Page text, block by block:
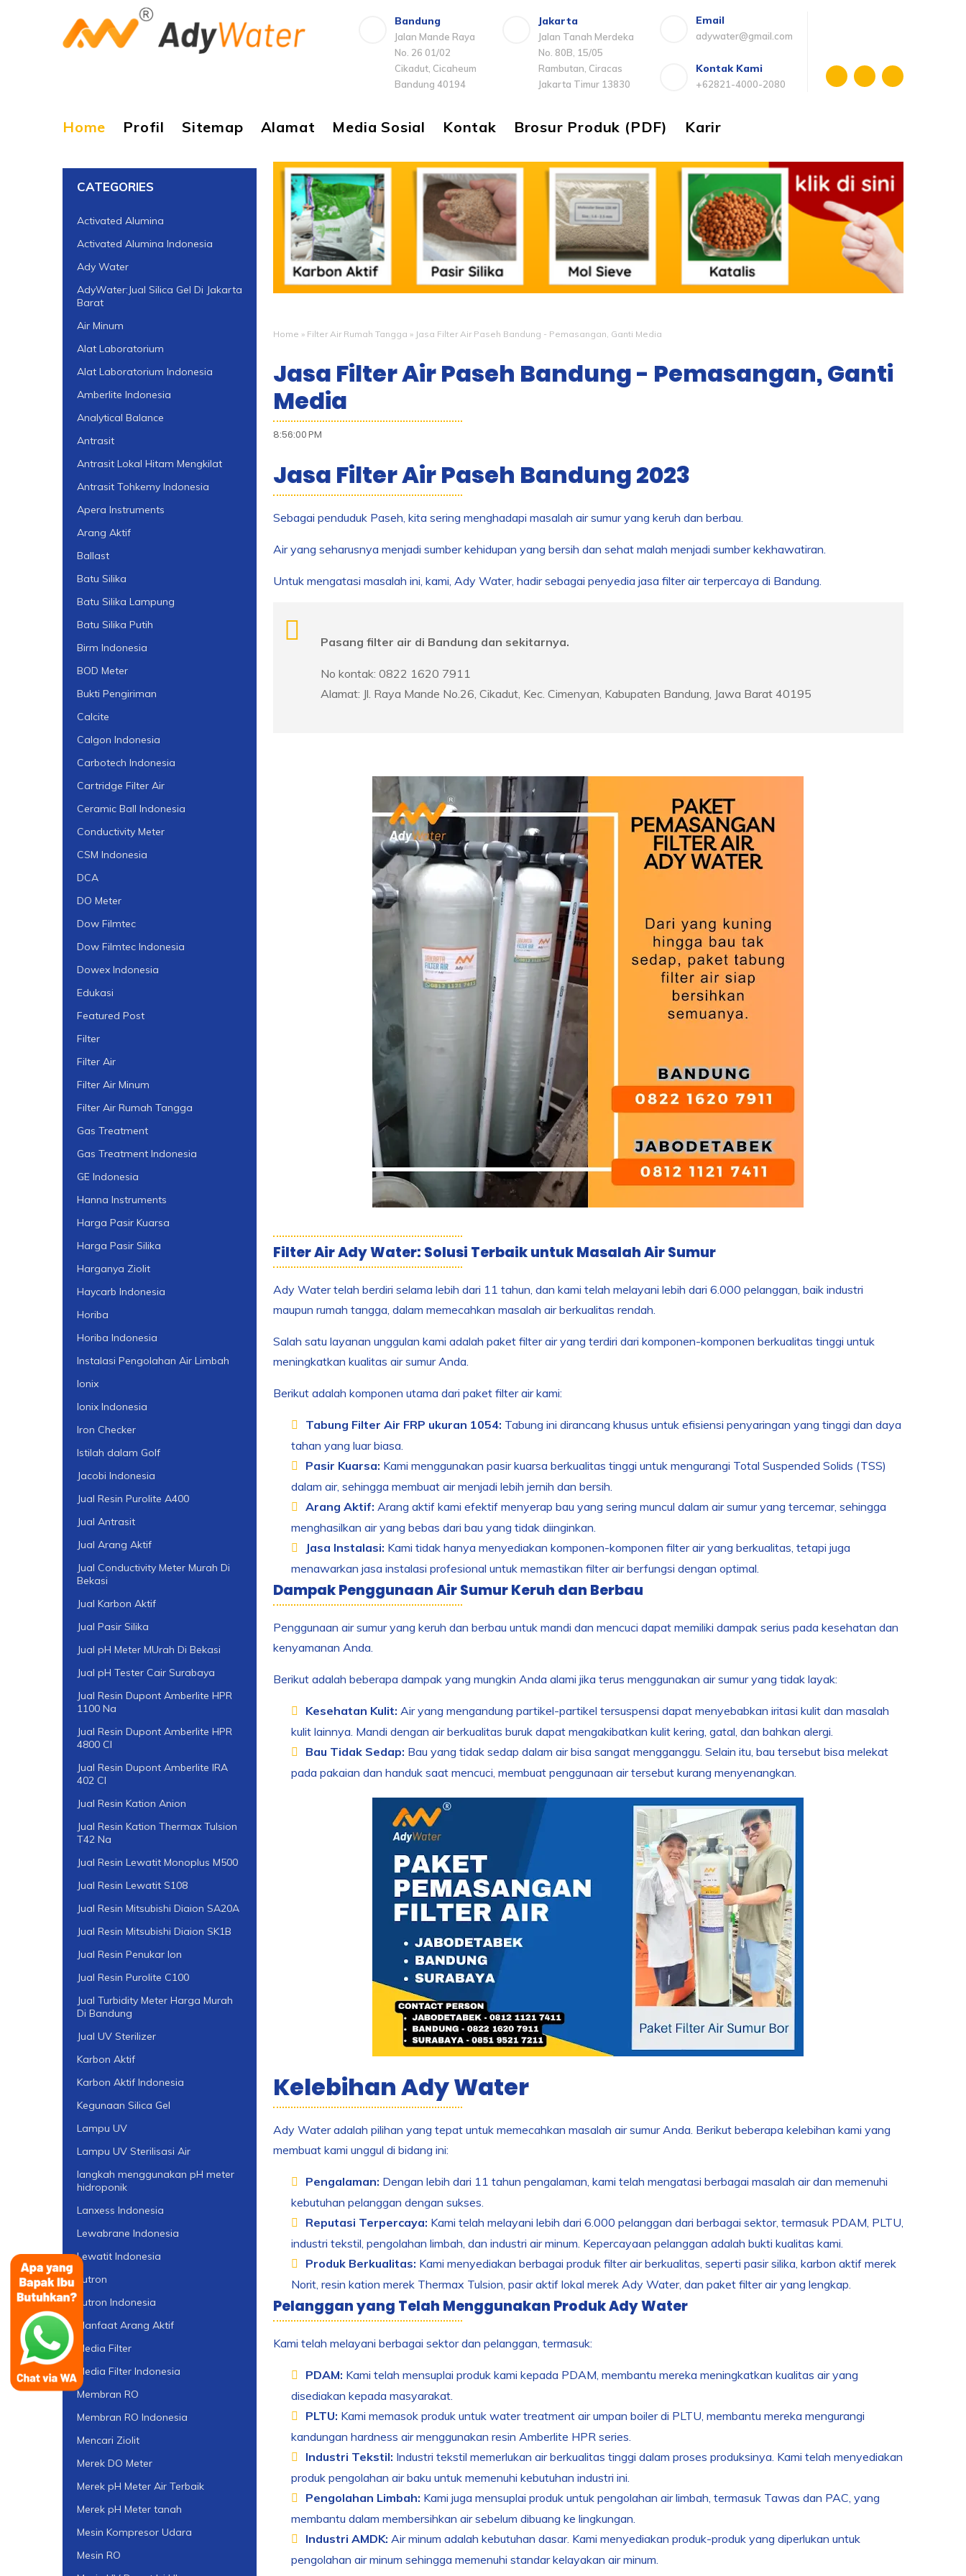
Bandung
Jalan Mande Raya
No. 26 01/02
Cikadut, Cicaheum
Bandung 40194
Jakarta
Jalan Tanah Merdeka
No. 80B, 15/05
Rambutan, Ciracas
Jakarta Timur 13830
Email
adywater@gmail.com
Kontak Kami
+62821-4000-2080
Home Profil Sitemap Alamat Media Sosial Kontak Brosur Produk (PDF) Karir
Home » Filter Air Rumah Tangga » Jasa Filter Air Paseh Bandung - Pemasangan, Ganti Media
Jasa Filter Air Paseh Bandung - Pemasangan, Ganti
Media
8:56:00 PM
Jasa Filter Air Paseh Bandung 2023
Sebagai penduduk Paseh, kita sering menghadapi masalah air sumur yang keruh dan berbau.
Air yang seharusnya menjadi sumber kehidupan yang bersih dan sehat malah menjadi sumber kekhawatiran.
Untuk mengatasi masalah ini, kami, Ady Water, hadir sebagai penyedia jasa filter air terpercaya di Bandung.
Pasang filter air di Bandung dan sekitarnya.
No kontak: 0822 1620 7911
Alamat: Jl. Raya Mande No.26, Cikadut, Kec. Cimenyan, Kabupaten Bandung, Jawa Barat 40195
Filter Air Ady Water: Solusi Terbaik untuk Masalah Air Sumur
Ady Water telah berdiri selama lebih dari 11 tahun, dan kami telah melayani lebih dari 6.000 pelanggan, baik industri
maupun rumah tangga, dalam memecahkan masalah air berkualitas rendah.
Salah satu layanan unggulan kami adalah paket filter air yang terdiri dari komponen-komponen berkualitas tinggi untuk
meningkatkan kualitas air sumur Anda.
Berikut adalah komponen utama dari paket filter air kami:
Tabung Filter Air FRP ukuran 1054: Tabung ini dirancang khusus untuk efisiensi penyaringan yang tinggi dan daya
tahan yang luar biasa.
Pasir Kuarsa: Kami menggunakan pasir kuarsa berkualitas tinggi untuk mengurangi Total Suspended Solids (TSS)
dalam air, sehingga membuat air menjadi lebih jernih dan bersih.
Arang Aktif: Arang aktif kami efektif menyerap bau yang sering muncul dalam air sumur yang tercemar, sehingga
menghasilkan air yang bebas dari bau yang tidak diinginkan.
Jasa Instalasi: Kami tidak hanya menyediakan komponen-komponen filter air yang berkualitas, tetapi juga
menawarkan jasa instalasi profesional untuk memastikan filter air berfungsi dengan optimal.
Dampak Penggunaan Air Sumur Keruh dan Berbau
Penggunaan air sumur yang keruh dan berbau untuk mandi dan mencuci dapat memiliki dampak serius pada kesehatan dan
kenyamanan Anda.
Berikut adalah beberapa dampak yang mungkin Anda alami jika terus menggunakan air sumur yang tidak layak:
Kesehatan Kulit: Air yang mengandung partikel-partikel tersuspensi dapat menyebabkan iritasi kulit dan masalah
kulit lainnya. Mandi dengan air berkualitas buruk dapat mengakibatkan kulit kering, gatal, dan bahkan alergi.
Bau Tidak Sedap: Bau yang tidak sedap dalam air bisa sangat mengganggu. Selain itu, bau tersebut bisa melekat
pada pakaian dan handuk saat mencuci, membuat penggunaan air tersebut kurang menyenangkan.
Kelebihan Ady Water
Ady Water adalah pilihan yang tepat untuk memecahkan masalah air sumur Anda. Berikut beberapa kelebihan kami yang
membuat kami unggul di bidang ini:
Pengalaman: Dengan lebih dari 11 tahun pengalaman, kami telah mengatasi berbagai masalah air dan memenuhi
kebutuhan pelanggan dengan sukses.
Reputasi Terpercaya: Kami telah melayani lebih dari 6.000 pelanggan dari berbagai sektor, termasuk PDAM, PLTU,
industri tekstil, pengolahan limbah, dan industri air minum. Kepercayaan pelanggan adalah bukti kualitas kami.
Produk Berkualitas: Kami menyediakan berbagai produk filter air berkualitas, seperti pasir silika, karbon aktif merek
Norit, resin kation merek Thermax Tulsion, pasir aktif lokal merek Ady Water, dan paket filter air yang lengkap.
Pelanggan yang Telah Menggunakan Produk Ady Water
Kami telah melayani berbagai sektor dan pelanggan, termasuk:
PDAM: Kami telah mensuplai produk kami kepada PDAM, membantu mereka meningkatkan kualitas air yang
disediakan kepada masyarakat.
PLTU: Kami memasok produk untuk water treatment air umpan boiler di PLTU, membantu mereka mengurangi
kandungan hardness air menggunakan resin Amberlite HPR series.
Industri Tekstil: Industri tekstil memerlukan air berkualitas tinggi dalam proses produksinya. Kami telah menyediakan
produk pengolahan air baku untuk memenuhi kebutuhan industri ini.
Pengolahan Limbah: Kami juga mensuplai produk untuk pengolahan air limbah, termasuk Tawas dan PAC, yang
membantu dalam membersihkan air sebelum dibuang ke lingkungan.
Industri AMDK: Air minum adalah kebutuhan dasar. Kami menyediakan produk-produk yang diperlukan untuk
pengolahan air minum sehingga memenuhi standar kelayakan air minum.
CATEGORIES
Activated Alumina
Activated Alumina Indonesia
Ady Water
AdyWater:Jual Silica Gel Di Jakarta
Barat
Air Minum
Alat Laboratorium
Alat Laboratorium Indonesia
Amberlite Indonesia
Analytical Balance
Antrasit
Antrasit Lokal Hitam Mengkilat
Antrasit Tohkemy Indonesia
Apera Instruments
Arang Aktif
Ballast
Batu Silika
Batu Silika Lampung
Batu Silika Putih
Birm Indonesia
BOD Meter
Bukti Pengiriman
Calcite
Calgon Indonesia
Carbotech Indonesia
Cartridge Filter Air
Ceramic Ball Indonesia
Conductivity Meter
CSM Indonesia
DCA
DO Meter
Dow Filmtec
Dow Filmtec Indonesia
Dowex Indonesia
Edukasi
Featured Post
Filter
Filter Air
Filter Air Minum
Filter Air Rumah Tangga
Gas Treatment
Gas Treatment Indonesia
GE Indonesia
Hanna Instruments
Harga Pasir Kuarsa
Harga Pasir Silika
Harganya Ziolit
Haycarb Indonesia
Horiba
Horiba Indonesia
Instalasi Pengolahan Air Limbah
Ionix
Ionix Indonesia
Iron Checker
Istilah dalam Golf
Jacobi Indonesia
Jual Resin Purolite A400
Jual Antrasit
Jual Arang Aktif
Jual Conductivity Meter Murah Di
Bekasi
Jual Karbon Aktif
Jual Pasir Silika
Jual pH Meter MUrah Di Bekasi
Jual pH Tester Cair Surabaya
Jual Resin Dupont Amberlite HPR
1100 Na
Jual Resin Dupont Amberlite HPR
4800 Cl
Jual Resin Dupont Amberlite IRA
402 Cl
Jual Resin Kation Anion
Jual Resin Kation Thermax Tulsion
T42 Na
Jual Resin Lewatit Monoplus M500
Jual Resin Lewatit S108
Jual Resin Mitsubishi Diaion SA20A
Jual Resin Mitsubishi Diaion SK1B
Jual Resin Penukar Ion
Jual Resin Purolite C100
Jual Turbidity Meter Harga Murah
Di Bandung
Jual UV Sterilizer
Karbon Aktif
Karbon Aktif Indonesia
Kegunaan Silica Gel
Lampu UV
Lampu UV Sterilisasi Air
langkah menggunakan pH meter
hidroponik
Lanxess Indonesia
Lewabrane Indonesia
Lewatit Indonesia
Lutron
Lutron Indonesia
Manfaat Arang Aktif
Media Filter
Media Filter Indonesia
Membran RO
Membran RO Indonesia
Mencari Ziolit
Merek DO Meter
Merek pH Meter Air Terbaik
Merek pH Meter tanah
Mesin Kompresor Udara
Mesin RO